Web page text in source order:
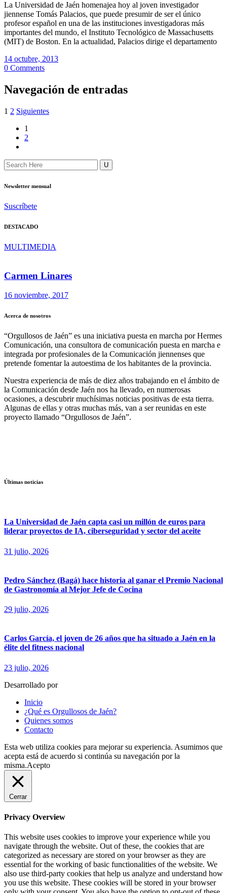
La Universidad de Jaén homenajea hoy al joven investigador
jiennense Tomás Palacios, que puede presumir de ser el único
profesor español en una de las instituciones investigadoras más
importantes del mundo, el Instituto Tecnológico de Massachusetts
(MIT) de Boston. En la actualidad, Palacios dirige el departamento
14 octubre, 2013
0 Comments
Navegación de entradas
1 2 Siguientes
1
2
Newsletter mensual
Suscríbete
DESTACADO
MULTIMEDIA
Carmen Linares
16 noviembre, 2017
Acerca de nosotros
“Orgullosos de Jaén” es una iniciativa puesta en marcha por Hermes
Comunicación, una consultora de comunicación puesta en marcha e
integrada por profesionales de la Comunicación jiennenses que
pretende fomentar la autoestima de los habitantes de la provincia.
Nuestra experiencia de más de diez años trabajando en el ámbito de
la Comunicación desde Jaén nos ha llevado, en numerosas
ocasiones, a descubrir muchísimas noticias positivas de esta tierra.
Algunas de ellas y otras muchas más, van a ser reunidas en este
proyecto llamado “Orgullosos de Jaén”.
Últimas noticias
La Universidad de Jaén capta casi un millón de euros para
liderar proyectos de IA, ciberseguridad y sector del aceite
31 julio, 2026
Pedro Sánchez (Bagá) hace historia al ganar el Premio Nacional
de Gastronomía al Mejor Jefe de Cocina
29 julio, 2026
Carlos García, el joven de 26 años que ha situado a Jaén en la
élite del fitness nacional
23 julio, 2026
Desarrollado por
Inicio
¿Qué es Orgullosos de Jaén?
Quienes somos
Contacto
Esta web utiliza cookies para mejorar su experiencia. Asumimos que
acepta está de acuerdo si continúa su navegación por la
misma.Acepto
Cerrar
Privacy Overview
This website uses cookies to improve your experience while you
navigate through the website. Out of these, the cookies that are
categorized as necessary are stored on your browser as they are
essential for the working of basic functionalities of the website. We
also use third-party cookies that help us analyze and understand how
you use this website. These cookies will be stored in your browser